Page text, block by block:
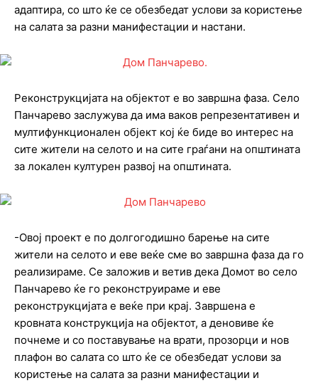
адаптира, со што ќе се обезбедат услови за користење
на салата за разни манифестации и настани.
Реконструкцијата на објектот е во завршна фаза. Село
Панчарево заслужува да има ваков репрезентативен и
мултифункционален објект кој ќе биде во интерес на
сите жители на селото и на сите граѓани на општината
за локален културен развој на општината.
-Овој проект е по долгогодишно барење на сите
жители на селото и еве веќе сме во завршна фаза да го
реализираме. Се заложив и ветив дека Домот во село
Панчарево ќе го реконструираме и еве
реконструкцијата е веќе при крај. Завршена е
кровната конструкција на објектот, а деновиве ќе
почнеме и со поставување на врати, прозорци и нов
плафон во салата со што ќе се обезбедат услови за
користење на салата за разни манифестации и